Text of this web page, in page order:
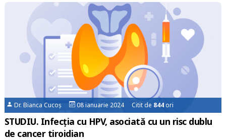
Dr. Bianca Cucoș 08 ianuarie 2024 Citit de 844ori
STUDIU. Infecția cu HPV, asociată cu un risc dublu
de cancer tiroidian